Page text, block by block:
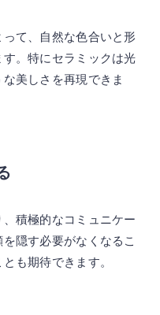
て、自然な色合いと形
。特にセラミックは光
美しさを再現できま
積極的なコミュニケー
隠す必要がなくなるこ
も期待できます。